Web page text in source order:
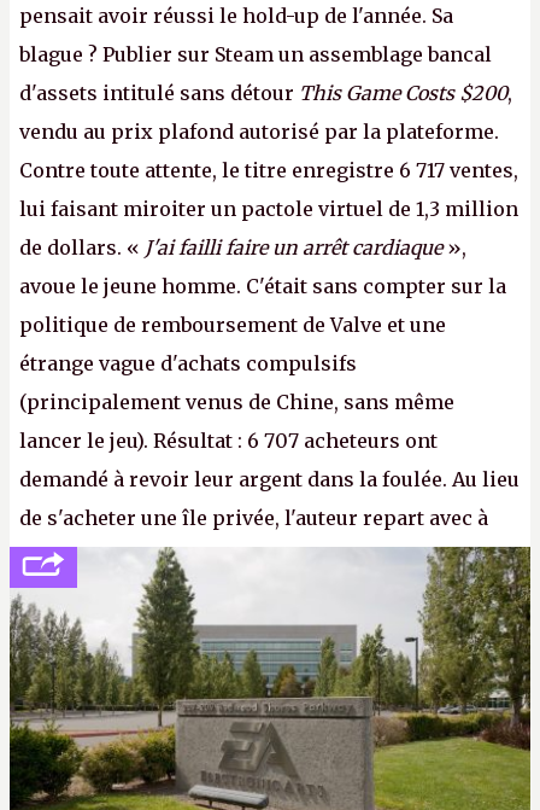
pensait avoir réussi le hold-up de l'année. Sa
blague ? Publier sur Steam un assemblage bancal
d'assets intitulé sans détour This Game Costs $200,
vendu au prix plafond autorisé par la plateforme.
Contre toute attente, le titre enregistre 6 717 ventes,
lui faisant miroiter un pactole virtuel de 1,3 million
de dollars. « J'ai failli faire un arrêt cardiaque»,
avoue le jeune homme. C'était sans compter sur la
politique de remboursement de Valve et une
étrange vague d'achats compulsifs
(principalement venus de Chine, sans même
lancer le jeu). Résultat : 6 707 acheteurs ont
demandé à revoir leur argent dans la foulée. Au lieu
de s'acheter une île privée, l'auteur repart avec à
peine 2 000 dollars en poche. C'est toujours plus
cher payé que le temps passé à dev, mais ça
apprendra aux petits malins qu'on ne braque pas
Gabe Newell aussi facilement.P.